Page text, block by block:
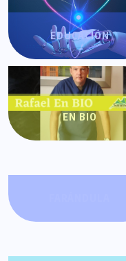
EDUCACIÓN
EN BIO